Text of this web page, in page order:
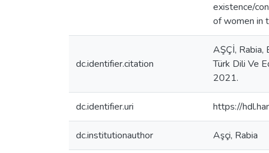
existence/
of women in
dc.identifier.citation
AŞÇİ, Rabia,
Türk Dili Ve
2021.
dc.identifier.uri https://
dc.institutionauthor Aşçi, Rabia